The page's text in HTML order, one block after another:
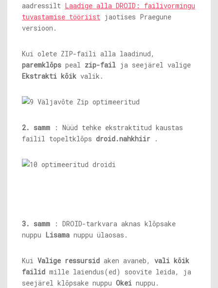
aadressilt Laadige alla DROID: failivormingu
tuvastamise tööriist jaotises Praegune
versioon.
Kui olete ZIP-faili alla laadinud,
paremklõps peal zip-fail ja seejärel valige
Ekstrakti kõik valik.
2. samm : Nüüd tehke ekstraktitud kaustas
failil topeltklõps droid.nahkhiir .
3. samm : DROID-tarkvara aknas klõpsake
nuppu Lisama nuppu ülaosas.
Kui Valige ressursid aken avaneb, vali kõik
failid mille laiendus(ed) soovite leida, ja
seejärel klõpsake nuppu Okei nuppu.